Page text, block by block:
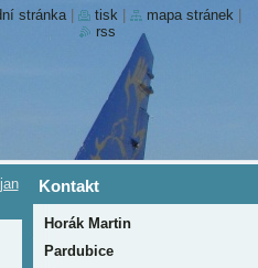
Kontakt
Horák Martin
Pardubice
stránka tisk mapa stránek
rss